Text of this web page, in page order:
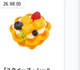
26.08.03